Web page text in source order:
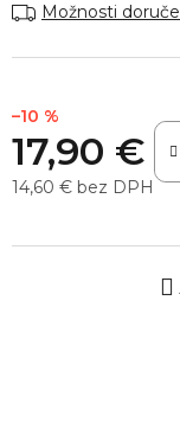
Možnosti
–10 %
17,90 €
14,60 € bez DPH